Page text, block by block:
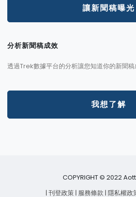
讓新聞稿曝光
分析新聞稿成效
透過Trek數據平台的分析讓您知道你的新聞稿
我想了解
COPYRIGHT © 2022
| 刊登政策 | 服務條款 | 隱私權政